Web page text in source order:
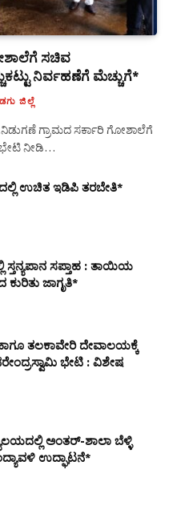
ಸಚಿವ
ನಿರ್ವಹಣೆಗೆ ಮೆಚ್ಚುಗೆ*
ಜಿಲ್ಲೆ
ಗ್ರಾಮದ ಸರ್ಕಾರಿ ಗೋಶಾಲೆಗೆ
ಭೇಟಿ ನೀಡಿ…
ಉಚಿತ ಇಡಿಪಿ ತರಬೇತಿ*
ಸಪ್ತಾಹ : ತಾಯಿಯ
ಜಾಗೃತಿ*
ತಲಕಾವೇರಿ ದೇವಾಲಯಕ್ಕೆ
ಭೇಟಿ : ವಿಶೇಷ
ಅಂತರ್-ಶಾಲಾ ಬೆಳ್ಳಿ
ಉದ್ಘಾಟನೆ*